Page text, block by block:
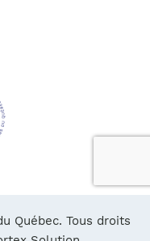
Québec. Tous droits